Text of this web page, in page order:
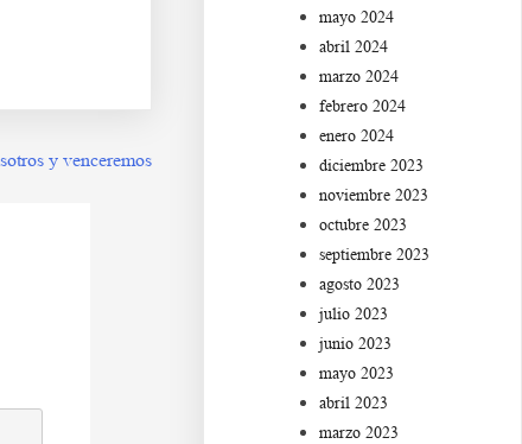
y venceremos
mayo 2024
abril 2024
marzo 2024
febrero 2024
enero 2024
diciembre 2023
noviembre 2023
octubre 2023
septiembre 2023
agosto 2023
julio 2023
junio 2023
mayo 2023
abril 2023
marzo 2023